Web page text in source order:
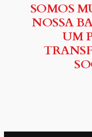
SOMOS
NOSSA
UM